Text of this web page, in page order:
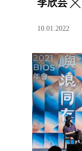
李欣芸 ╳
10.01.2022